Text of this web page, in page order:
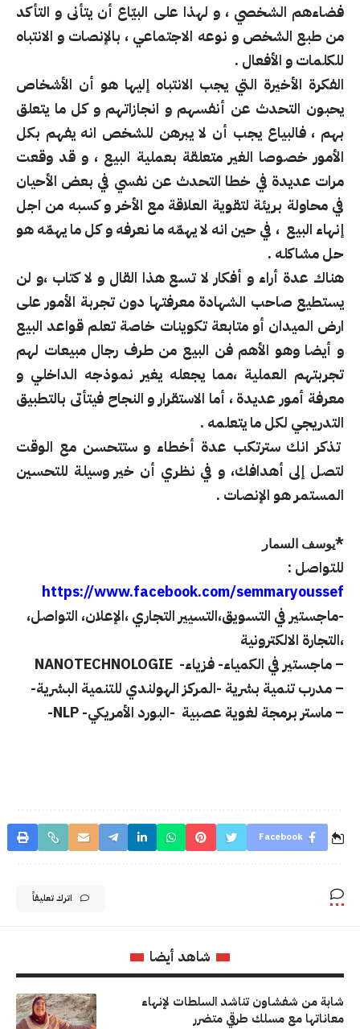
فضاءهم الشخصي ، و لهذا على البيّاع أن يتأنى و التأكد
من طبع الشخص و نوعه الاجتماعي ، بالإنصات و الانتباه
للكلمات و الأفعال .
الفكرة الأخيرة التي يجب الانتباه إليها هو أن الأشخاص
يحبون التحدث عن أنفسهم و انجازاتهم و كل ما يتعلق
بهم ، فالبياع يجب أن لا يبرهن للشخص انه يفهم بكل
الأمور خصوصا الغير متعلقة بعملية البيع ، و قد وقعت
مرات عديدة في خطا التحدث عن نفسي في بعض الأحيان
في محاولة بريئة لتقوية العلاقة مع الأخر و كسبه من اجل
إنهاء البيع ، في حين انه لا يهمّه ما نعرفه و كل ما يهمّه هو
حل مشاكله .
هناك عدة أراء و أفكار لا تسع هذا القال و لا كتاب ،و لن
يستطيع صاحب الشهادة معرفتها دون تجربة الأمور على
ارض الميدان أو متابعة تكوينات خاصة تعلم قواعد البيع
و أيضا وهو الأهم فن البيع من طرف رجال مبيعات لهم
تجربتهم العملية ،مما يجعله يغير نموذجه الداخلي و
معرفة أمور عديدة ، أما الاستقرار و النجاح فيتأتى بالتطبيق
التدريجي لكل ما يتعلمه .
تذكر انك سترتكب عدة أخطاء و ستتحسن مع الوقت
لتصل إلى أهدافك، و في نظري أن خير وسيلة للتحسين
المستمر هو الإنصات .
*يوسف السمار
للتواصل :
https://www.facebook.com/semmaryoussef
-ماجستير في التسويق،التسيير التجاري ،الإعلان، التواصل،
،التجارة الالكترونية
– ماجستير في الكمياء- فزياء- NANOTECHNOLOGIE
– مدرب تنمية بشرية -المركز الهولندي للتنمية البشرية-
– ماستر برمجة لغوية عصبية -البورد الأمريكي- NLP-
Facebook
اترك تعليقاً
شاهد أيضا
شابة من شفشاون تناشد السلطات لإنهاء
معاناتها مع مسلك طرقي متضرر